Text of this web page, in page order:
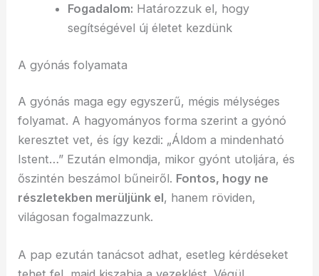
Fogadalom: Határozzuk el, hogy
segítségével új életet kezdünk
A gyónás folyamata
A gyónás maga egy egyszerű, mégis mélységes
folyamat. A hagyományos forma szerint a gyónó
keresztet vet, és így kezdi: „Áldom a mindenható
Istent…” Ezután elmondja, mikor gyónt utoljára, és
őszintén beszámol bűneiről. Fontos, hogy ne
részletekben merüljünk el, hanem röviden,
világosan fogalmazzunk.
A pap ezután tanácsot adhat, esetleg kérdéseket